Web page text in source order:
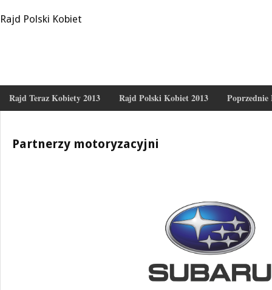
Rajd Polski Kobiet
Rajd Teraz Kobiety 2013 Rajd Polski Kobiet 2013 Poprzednie
Partnerzy motoryzacyjni